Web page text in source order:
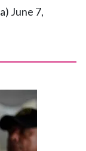
June 7,